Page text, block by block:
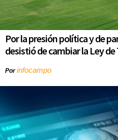
Por la presión política y de
desistió de cambiar la Ley de
Porinfocampo